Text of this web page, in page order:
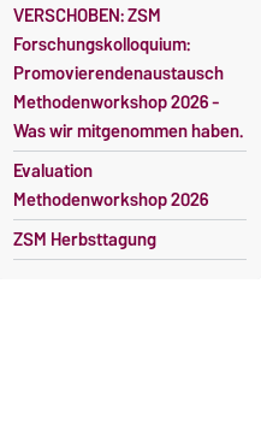
VERSCHOBEN: ZSM
Forschungskolloquium:
Promovierendenaustausch
Methodenworkshop 2026 -
Was wir mitgenommen haben.
Evaluation
Methodenworkshop 2026
ZSM Herbsttagung